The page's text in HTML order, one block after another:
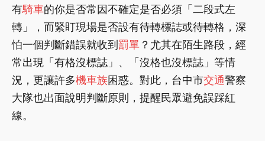
有騎車的你是否常因不確定是否必須「二段式左
轉」，而緊盯現場是否設有待轉標誌或待轉格，深
怕一個判斷錯誤就收到 罰單 ？尤其在陌生路段，經
常出現「有格沒標誌」、「沒格也沒標誌」等情
況，更讓許多機車族困惑。對此，台中市交通警察
大隊也出面說明判斷原則，提醒民眾避免誤踩紅
線。